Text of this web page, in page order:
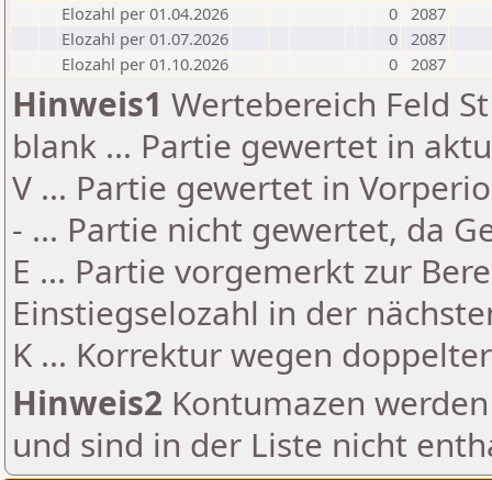
Elozahl per 01.04.2026
0 2087
Elozahl per 01.07.2026
0 2087
Elozahl per 01.10.2026
0 2087
Hinweis1 Wertebereich Feld
blank ... Partie gewertet in
V ... Partie gewertet in
- ... Partie nicht gewertet, da
E ... Partie vorgemerkt zur
Einstiegselozahl in der
K ... Korrektur wegen
Hinweis2 Kontumazen
und sind in der Liste nicht